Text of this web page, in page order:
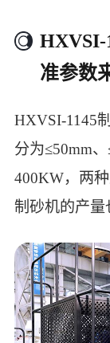
HXVSI-
准参数
HXVSI-1145
分为≤50mm
400KW，两
制砂机的产量